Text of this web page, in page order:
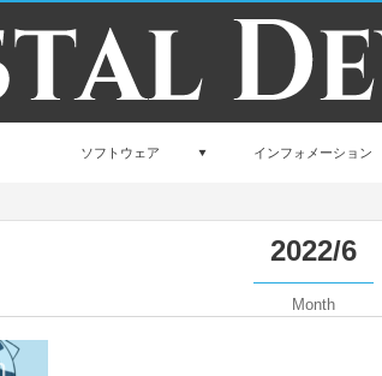
ソフトウェア インフォメーション
2022/6
Month